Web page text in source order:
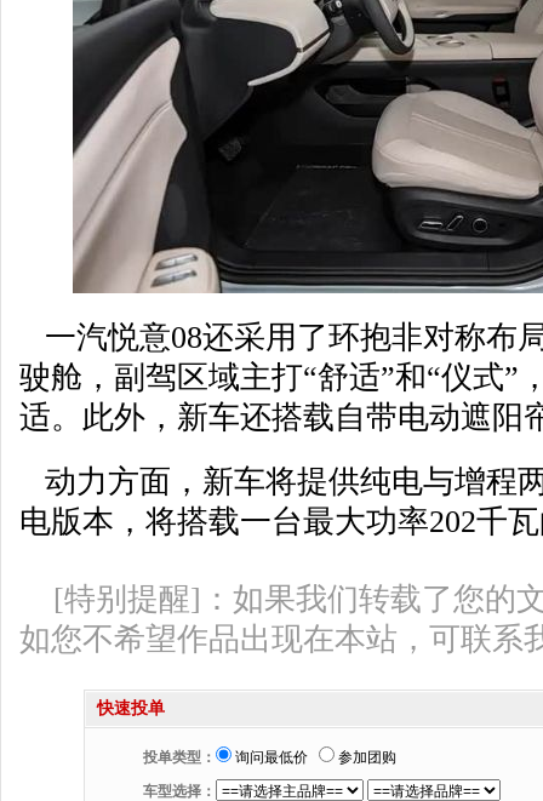
一汽悦意08还采用了环抱非对称布
驶舱，副驾区域主打“舒适”和“仪式”
适。此外，新车还搭载自带电动遮阳
动力方面，新车将提供纯电与增程
电版本，将搭载一台最大功率202千
[特别提醒]：如果我们转载了您的
如您不希望作品出现在本站，可联系
快速投单
投单类型： 询问最低价
参加团购
车型选择：